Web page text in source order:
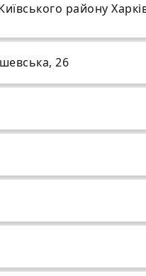
району
26